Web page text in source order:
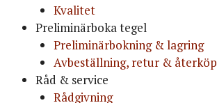
Kvalitet
Preliminärboka tegel
Preliminärbokning & lagring
Avbeställning, retur & återköp
Råd & service
Rådgivning